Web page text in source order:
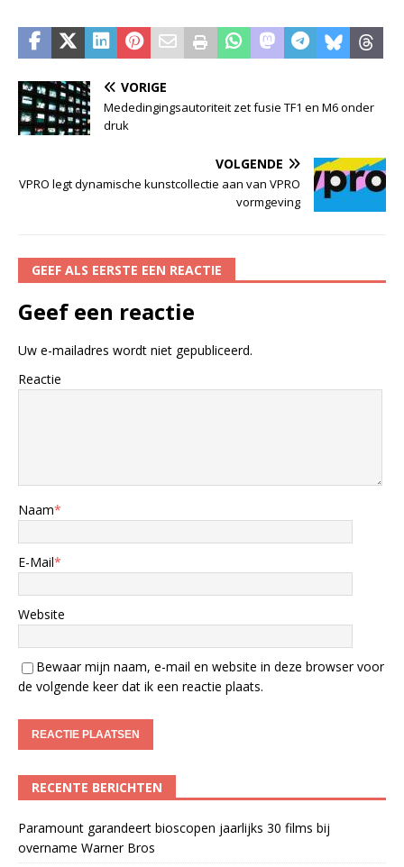
VORIGE
Mededingingsautoriteit zet fusie TF1 en M6 onder
druk
VOLGENDE
VPRO legt dynamische kunstcollectie aan van VPRO
vormgeving
GEEF ALS EERSTE EEN REACTIE
Geef een reactie
Uw e-mailadres wordt niet gepubliceerd.
Reactie
Naam*
E-Mail*
Website
Bewaar mijn naam, e-mail en website in deze browser voor
de volgende keer dat ik een reactie plaats.
RECENTE BERICHTEN
Paramount garandeert bioscopen jaarlijks 30 films bij
overname Warner Bros